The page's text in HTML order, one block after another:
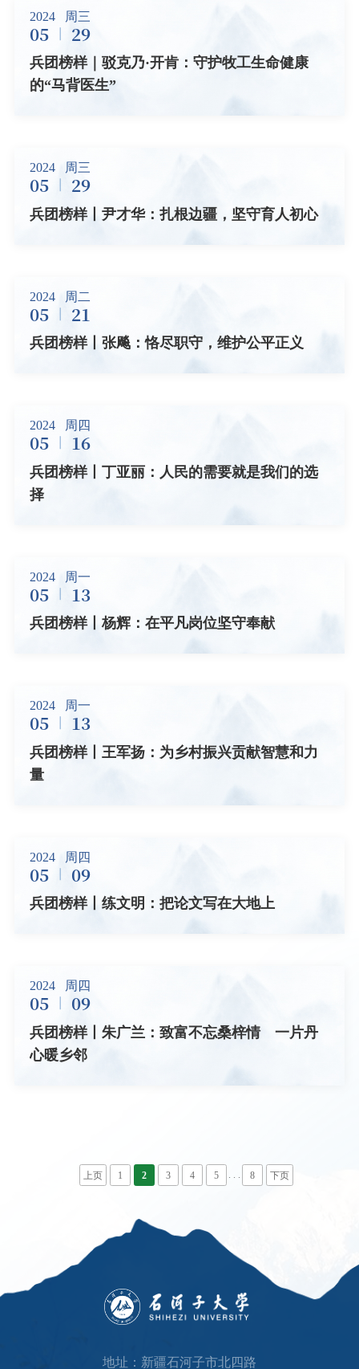
2024 周三
05 29
兵团榜样｜驳克乃·开肯：守护牧工生命健康
的“马背医生”
2024 周三
05 29
兵团榜样丨尹才华：扎根边疆，坚守育人初心
2024 周二
05 21
兵团榜样丨张飚：恪尽职守，维护公平正义
2024 周四
05 16
兵团榜样丨丁亚丽：人民的需要就是我们的选
择
2024 周一
05 13
兵团榜样丨杨辉：在平凡岗位坚守奉献
2024 周一
05 13
兵团榜样丨王军扬：为乡村振兴贡献智慧和力
量
2024 周四
05 09
兵团榜样丨练文明：把论文写在大地上
2024 周四
05 09
兵团榜样丨朱广兰：致富不忘桑梓情 一片丹
心暖乡邻
上页 1 2 3 4 5 . . . 8 下页
地址：新疆石河子市北四路